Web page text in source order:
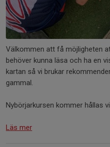
Välkommen att få möjligheten
behöver kunna läsa och ha en
kartan så vi brukar
gammal.
Nybörjarkursen kommer hållas
Läs mer